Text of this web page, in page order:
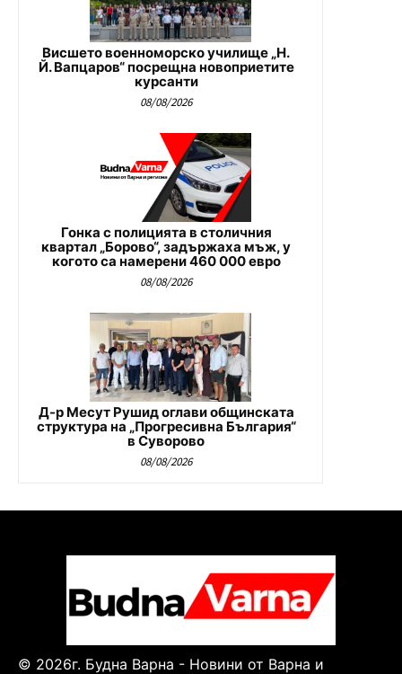
Висшето военноморско училище „Н.
Й. Вапцаров“ посрещна новоприетите
курсанти
08/08/2026
Гонка с полицията в столичния
квартал „Борово“, задържаха мъж, у
когото са намерени 460 000 евро
08/08/2026
Д-р Месут Рушид оглави общинската
структура на „Прогресивна България“
в Суворово
08/08/2026
© 2026г. Будна Варна - Новини от Варна и